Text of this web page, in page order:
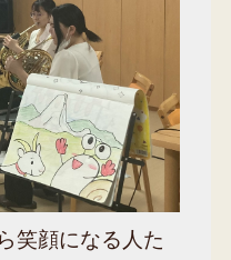
笑顔になる人た